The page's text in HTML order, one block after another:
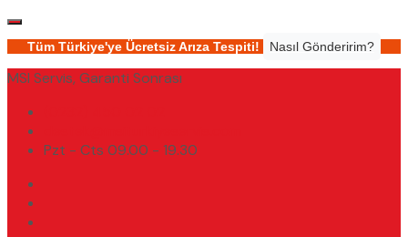
Tüm Türkiye'ye Ücretsiz Arıza Tespiti! Nasıl Gönderirim?
MSI Servis, Garanti Sonrası
Pzt - Cts 09.00 - 19.30